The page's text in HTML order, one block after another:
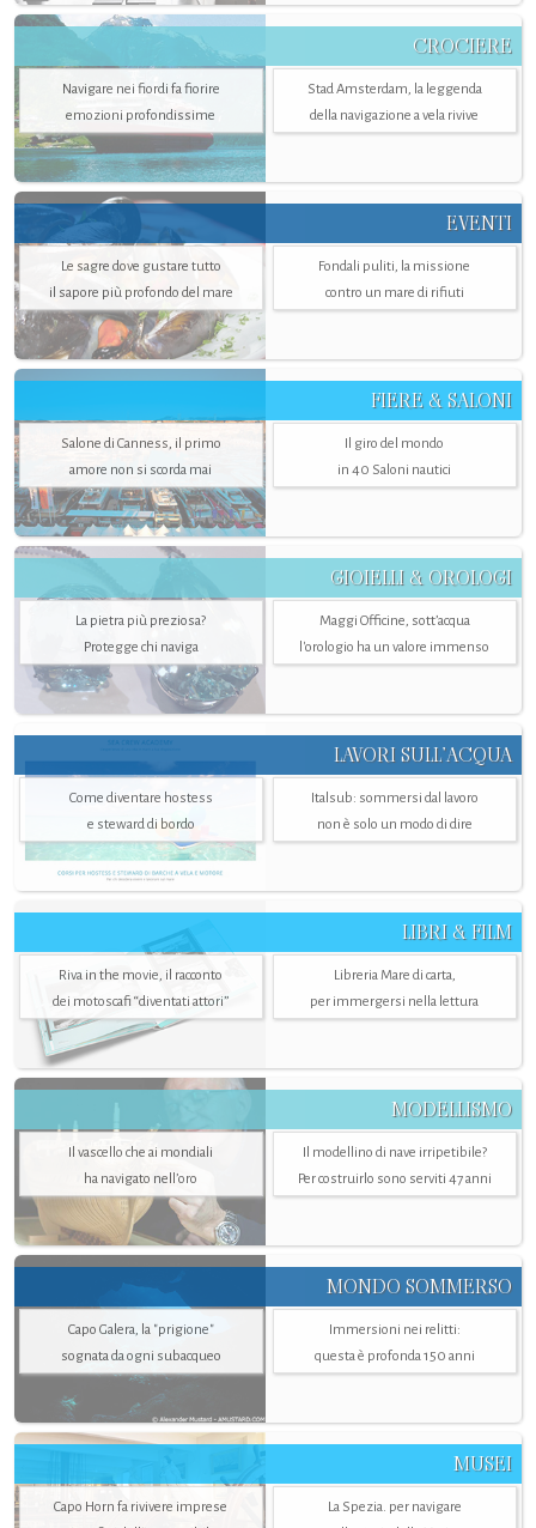
CROCIERE
Navigare nei fiordi fa fiorire
emozioni profondissime
Stad Amsterdam, la leggenda
della navigazione a vela rivive
EVENTI
Le sagre dove gustare tutto
il sapore più profondo del mare
Fondali puliti, la missione
contro un mare di rifiuti
FIERE & SALONI
Salone di Canness, il primo
amore non si scorda mai
Il giro del mondo
in 40 Saloni nautici
GIOIELLI & OROLOGI
La pietra più preziosa?
Protegge chi naviga
Maggi Officine, sott’acqua
l'orologio ha un valore immenso
LAVORI SULL’ACQUA
Come diventare hostess
e steward di bordo
Italsub: sommersi dal lavoro
non è solo un modo di dire
LIBRI & FILM
Riva in the movie, il racconto
dei motoscafi “diventati attori”
Libreria Mare di carta,
per immergersi nella lettura
MODELLISMO
Il vascello che ai mondiali
ha navigato nell’oro
Il modellino di nave irripetibile?
Per costruirlo sono serviti 47 anni
MONDO SOMMERSO
Capo Galera, la "prigione"
sognata da ogni subacqueo
Immersioni nei relitti:
questa è profonda 150 anni
MUSEI
Capo Horn fa rivivere imprese
La Spezia. per navigare